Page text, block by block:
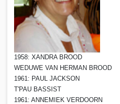
1958: XANDRA BROOD
WEDUWE VAN HERMAN BROOD
1961: PAUL JACKSON
T'PAU BASSIST
1961: ANNEMIEK VERDOORN